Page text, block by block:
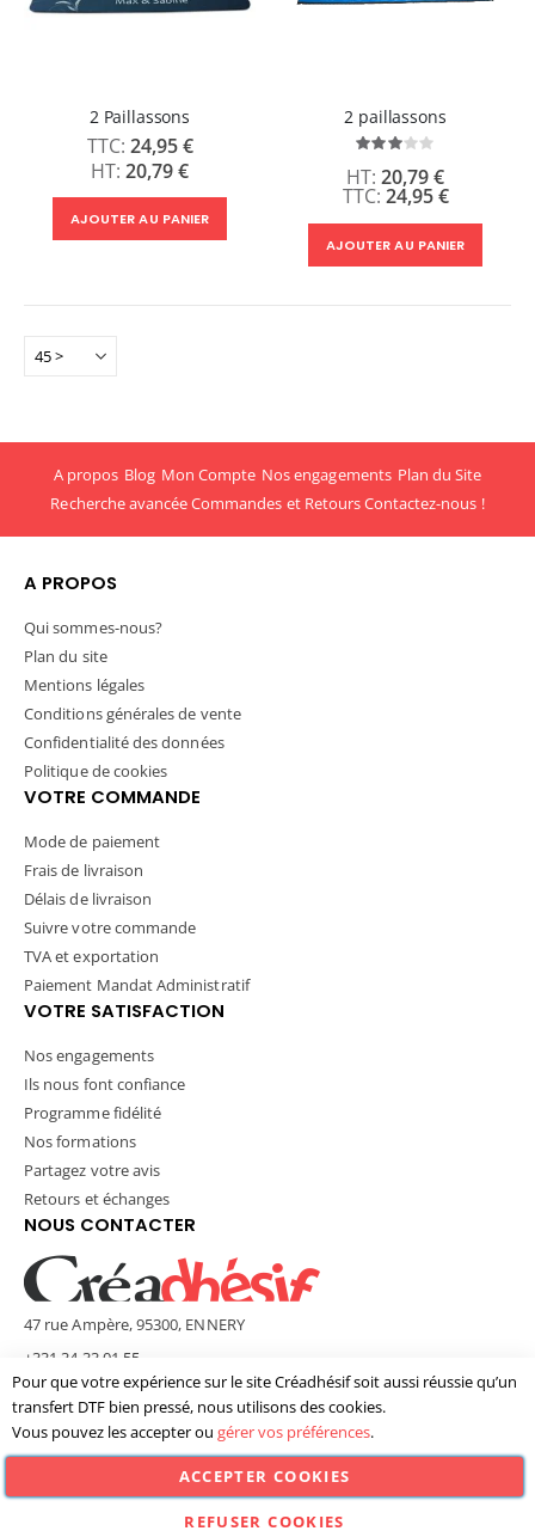
2 Paillassons
24,95 €
20,79 €
AJOUTER AU PANIER
2 paillassons
Évaluation:
24,95 €
20,79 €
AJOUTER AU PANIER
A propos Blog Mon Compte Nos engagements Plan du Site
Recherche avancéeCommandes et RetoursContactez-nous !
A PROPOS
Qui sommes-nous?
Plan du site
Mentions légales
Conditions générales de vente
Confidentialité des données
Politique de cookies
VOTRE COMMANDE
Mode de paiement
Frais de livraison
Délais de livraison
Suivre votre commande
TVA et exportation
Paiement Mandat Administratif
VOTRE SATISFACTION
Nos engagements
Ils nous font confiance
Programme fidélité
Nos formations
Partagez votre avis
Retours et échanges
NOUS CONTACTER
47 rue Ampère, 95300, ENNERY
+331 34 33 01 55
contact@creadhesif.com
Lun - Ven / 9h30 - 12h00 & 14h00 - 17h00
© Créadhésif 2025. Tous Droits Réservés.
Pour que votre expérience sur le site Créadhésif soit aussi réussie qu’un
transfert DTF bien pressé, nous utilisons des cookies.
Vous pouvez les accepter ou gérer vos préférences.
ACCEPTER COOKIES
REFUSER COOKIES